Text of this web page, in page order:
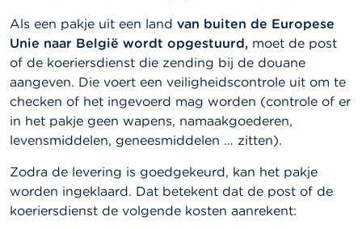
Als een pakje uit een land van buiten de Europese
Unie naar België wordt opgestuurd, moet de post
of de koeriersdienst die zending bij de douane
aangeven. Die voert een veiligheidscontrole uit om te
checken of het ingevoerd mag worden (controle of er
in het pakje geen wapens, namaakgoederen,
levensmiddelen, geneesmiddelen … zitten).
Zodra de levering is goedgekeurd, kan het pakje
worden ingeklaard. Dat betekent dat de post of de
koeriersdienst de volgende kosten aanrekent: